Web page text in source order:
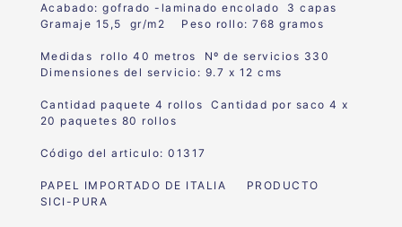
Acabado: gofrado -laminado encolado 3 capas
Gramaje 15,5 gr/m2 Peso rollo: 768 gramos
Medidas rollo 40 metros Nº de servicios 330
Dimensiones del servicio: 9.7 x 12 cms
Cantidad paquete 4 rollos Cantidad por saco 4 x
20 paquetes 80 rollos
Código del articulo: 01317
PAPEL IMPORTADO DE ITALIA PRODUCTO
SICI-PURA